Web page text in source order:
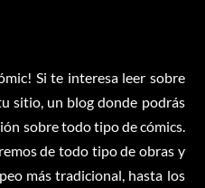
Si te interesa leer sobre
sitio, un blog donde podrás
sobre todo tipo de cómics.
de todo tipo de obras y
más tradicional, hasta los